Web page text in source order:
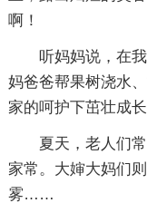
啊！
听妈妈说，在
妈爸爸帮果树浇水
家的呵护下茁壮成
夏天，老人们
家常。大婶大妈们
雾……